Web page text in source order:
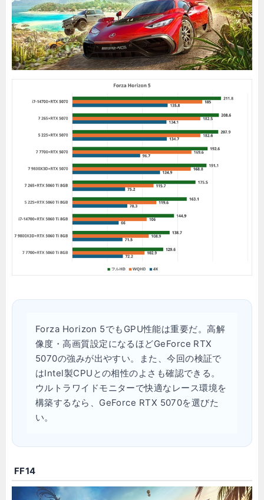
Forza Horizon 5でもGPU性能は重要だ。高解
像度・高画質設定になるほどGeForce RTX
5070の強みが出やすい。また、今回の検証で
はIntel製CPUとの相性のよさも確認できる。
ウルトラワイドモニターで快適なレース環境を
構築するなら、GeForce RTX 5070を選びた
い。
FF14